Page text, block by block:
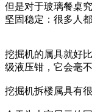
但是对于玻璃餐桌
坚固稳定：很多人
挖掘机的属具就好
级液压钳，它会毫
挖掘机拆楼属具有